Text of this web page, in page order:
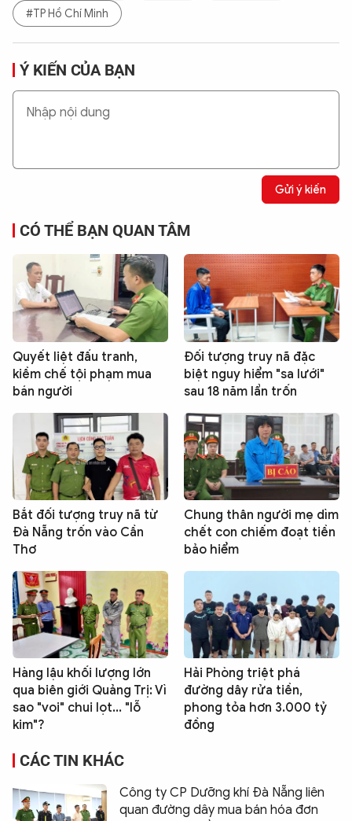
#TP Hồ Chí Minh
Ý KIẾN CỦA BẠN
Gửi ý kiến
CÓ THỂ BẠN QUAN TÂM
Quyết liệt đấu tranh,
kiềm chế tội phạm mua
bán người
Đối tượng truy nã đặc
biệt nguy hiểm "sa lưới"
sau 18 năm lẩn trốn
Bắt đối tượng truy nã từ
Đà Nẵng trốn vào Cần
Thơ
Chung thân người mẹ dìm
chết con chiếm đoạt tiền
bảo hiểm
Hàng lậu khối lượng lớn
qua biên giới Quảng Trị: Vì
sao "voi" chui lọt... "lỗ
kim"?
Hải Phòng triệt phá
đường dây rửa tiền,
phong tỏa hơn 3.000 tỷ
đồng
CÁC TIN KHÁC
Công ty CP Dưỡng khí Đà Nẵng liên
quan đường dây mua bán hóa đơn